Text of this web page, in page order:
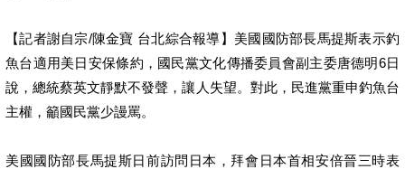
【記者謝自宗/陳金寶 台北綜合報導】美國國防部長馬提斯表示釣
魚台適用美日安保條約，國民黨文化傳播委員會副主委唐德明6日
說，總統蔡英文靜默不發聲，讓人失望。對此，民進黨重申釣魚台
主權，籲國民黨少謾罵。
美國國防部長馬提斯日前訪問日本，拜會日本首相安倍晉三時表